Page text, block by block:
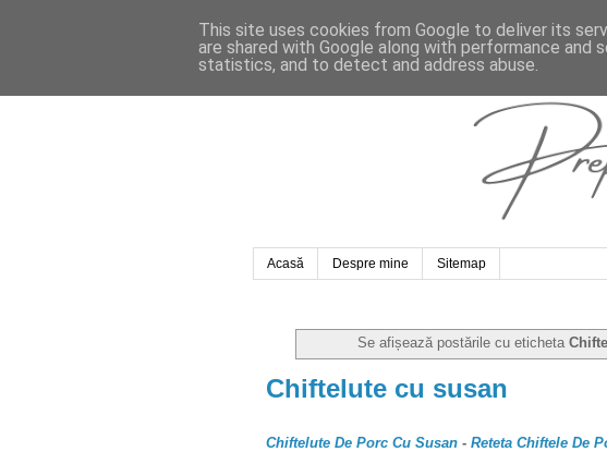
Acasă Despre mine Sitemap
Se afișează postările cu eticheta
Chiftelute cu susan
Chiftelute De Porc Cu Susan - Reteta Chiftele De
This site uses cookies from Google to deliver its
are shared with Google along with performance
statistics, and to detect and address abuse.